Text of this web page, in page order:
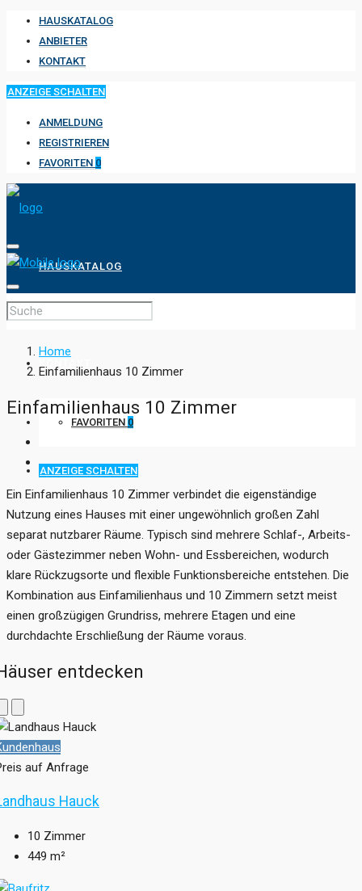
HAUSKATALOG
ANBIETER
KONTAKT
ANZEIGE SCHALTEN
ANMELDUNG
REGISTRIEREN
FAVORITEN 0
HAUSKATALOG
ANBIETER
FAVORITEN 0
ANZEIGE SCHALTEN
Home
Einfamilienhaus 10 Zimmer
Einfamilienhaus 10 Zimmer
Ein Einfamilienhaus 10 Zimmer verbindet die eigenständige
Nutzung eines Hauses mit einer ungewöhnlich großen Zahl
separat nutzbarer Räume. Typisch sind mehrere Schlaf-, Arbeits-
oder Gästezimmer neben Wohn- und Essbereichen, wodurch
klare Rückzugsorte und flexible Funktionsbereiche entstehen. Die
Kombination aus Einfamilienhaus und 10 Zimmern setzt meist
einen großzügigen Grundriss, mehrere Etagen und eine
durchdachte Erschließung der Räume voraus.
entdecken
auf Anfrage
Hauck
10 Zimmer
449 m²